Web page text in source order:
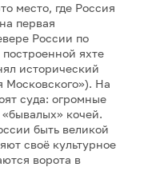
место, где Россия
первая
России по
яхте
исторический
Московского»). На
суда: огромные
кочей.
быть великой
своё культурное
ворота в